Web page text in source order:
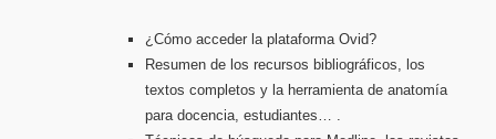
¿Cómo acceder la plataforma Ovid?
Resumen de los recursos bibliográficos, los
textos completos y la herramienta de anatomía
para docencia, estudiantes… .